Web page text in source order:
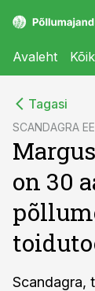
Avaleht
Tagasi
SCANDAGRA
on 30
Scandagra,